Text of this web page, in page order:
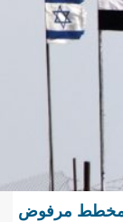
ومخطط مرفوض